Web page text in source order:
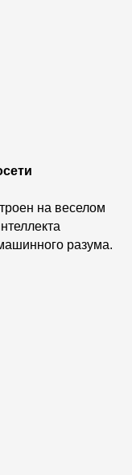
на веселом
разума.